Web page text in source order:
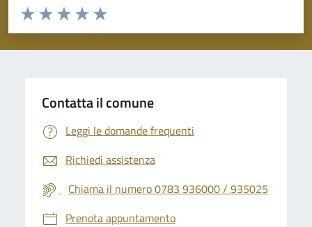
Valuta da 1 a 5 stelle la pagina
Valuta 5 stelle su 5
Valuta 4 stelle su 5
Valuta 3 stelle su 5
Valuta 2 stelle su 5
Valuta 1 stelle su 5
Contatta il comune
Leggi le domande frequenti
Richiedi assistenza
Chiama il numero 0783 936000 / 935025
Prenota appuntamento